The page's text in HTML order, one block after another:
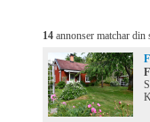
14 annonser matchar din